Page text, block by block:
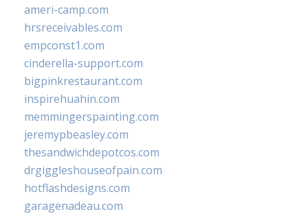
ameri-camp.com
hrsreceivables.com
empconst1.com
cinderella-support.com
bigpinkrestaurant.com
inspirehuahin.com
memmingerspainting.com
jeremypbeasley.com
thesandwichdepotcos.com
drgiggleshouseofpain.com
hotflashdesigns.com
garagenadeau.com